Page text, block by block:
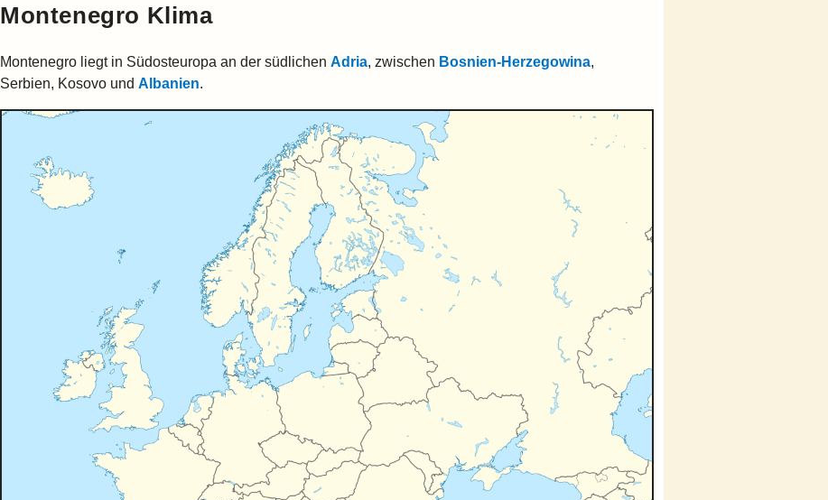
Montenegro Klima
Montenegro liegt in Südosteuropa an der südlichen Adria, zwischen Bosnien-Herzegowina,
Serbien, Kosovo und Albanien.